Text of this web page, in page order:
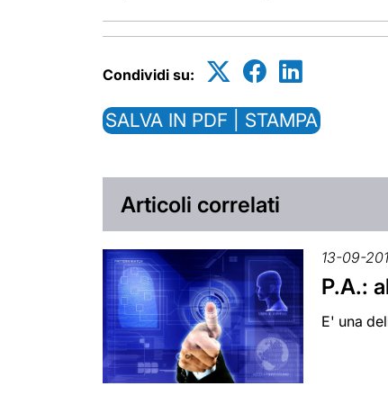
Condividi su:
SALVA IN PDF | STAMPA
Articoli correlati
13-09-
P.A.:
E' una